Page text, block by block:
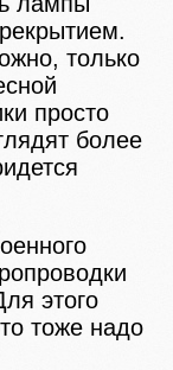
только
просто
более
этого
тоже надо